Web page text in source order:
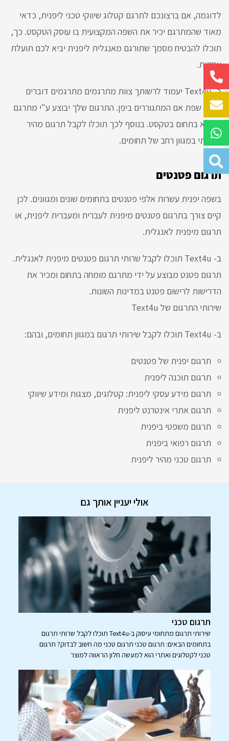
לדוגמה, אם ברצונכם לתרגם קטלוג שיווקי טכני ליפנית, כדאי
מאוד שהמתרגם יכיר את השפה המקצועית בו עוסק הטקסט. כך,
תוכלו להבטיח מסמך שתורגם מאנגלית ליפנית יביא לכם תועלת
עסקית.
ב- Text4u יעמוד לרשותך צוות מתרגמים מתרגמים דוברים
יפנית שפת אם המתגוררים ביפן. התרגום שלך יבוצע ע"י מתרגם
הבקיא בתחום בטקסט. בנוסף לכך תוכלו לקבל תרגום מהיר
ואיכותי במגוון רחב של תחומים.
תרגום פטנטים
בשפה יפנית עשרות אלפי פטנטים בתחומים שונים ומגוונים. לכן
קיים צורך בתרגום פטנטים מיפנית לעברית ומעברית ליפנית, או
תרגום מיפנית לאנגלית.
ב- Text4u תוכלו לקבל שרותי תרגום פטנטים מיפנית לאנגלית.
תרגום פטנט מבוצע על ידי מתרגם מומחה בתחום ומכיר את
הדרישות לרישום פטנט במדינות השונות.
שירותי התרגום של Text4u
ב- Text4u תוכלו לקבל שירותי תרגום במגוון תחומים, ובהם:
תרגום יפנית של פטנטים
תרגום תוכנה ליפנית
תרגום מידע עסקי ליפנית: קטלוגים, מצגות ומידע שיווקי
תרגום אתרי אינטרנט ליפנית
תרגום משפטי ביפנית
תרגום רפואי ביפנית
תרגום טכני מהיר ליפנית
אולי יעניין אותך גם
תרגום טכני
שירותי תרגום מתחומי עיסוק ב-Text4u תוכלו לקבל שרותי תרגום
בתחומים הבאים: תרגום טכני תרגום טכני מה חשוב לבדוק? תרגום
טכני לקטלוגים ואתרי הוא למעשה חלון הראווה למוצר